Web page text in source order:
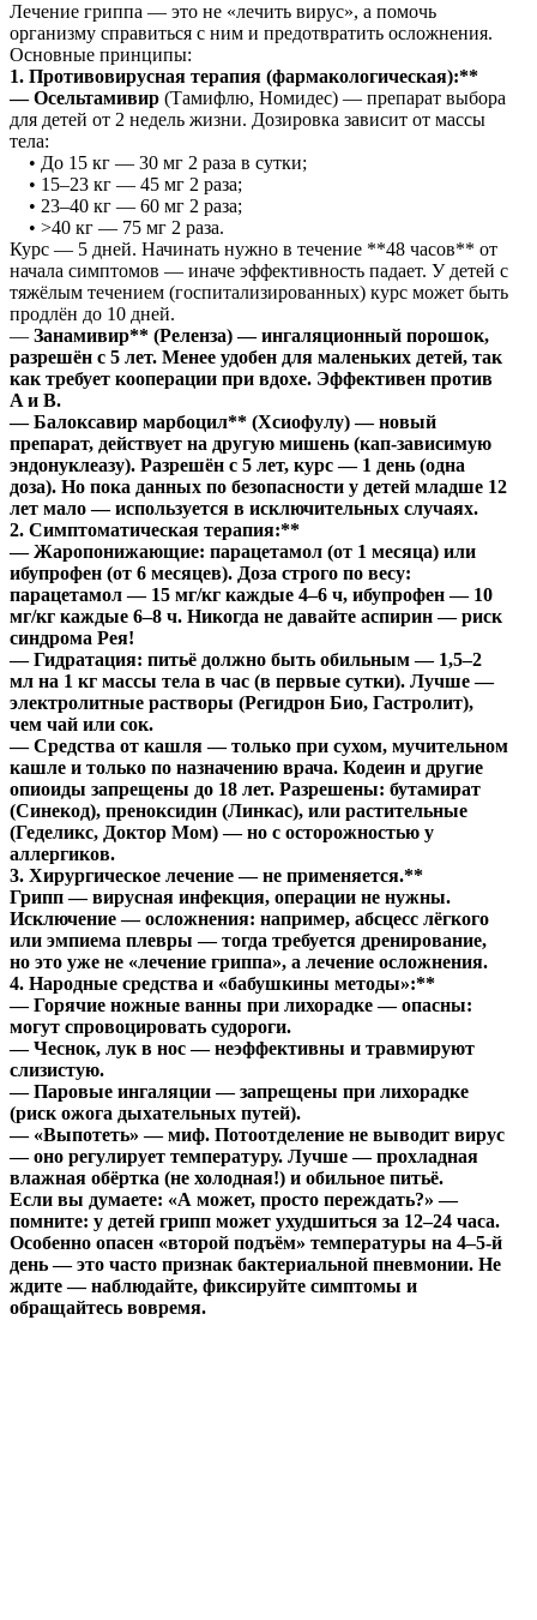
Лечение гриппа — это не «лечить вирус», а помочь
организму справиться с ним и предотвратить осложнения.
Основные принципы:
1. Противовирусная терапия (фармакологическая):**
—Осельтамивир (Тамифлю, Номидес) — препарат выбора
для детей от 2 недель жизни. Дозировка зависит от массы
тела:
• До 15 кг — 30 мг 2 раза в сутки;
• 15–23 кг — 45 мг 2 раза;
• 23–40 кг — 60 мг 2 раза;
• >40 кг — 75 мг 2 раза.
Курс — 5 дней. Начинать нужно в течение **48 часов** от
начала симптомов — иначе эффективность падает. У детей с
тяжёлым течением (госпитализированных) курс может быть
продлён до 10 дней.
— Занамивир** (Реленза) — ингаляционный порошок,
разрешён с 5 лет. Менее удобен для маленьких детей, так
как требует кооперации при вдохе. Эффективен против
A и B.
—Балоксавир марбоцил** (Хсиофулу) — новый
препарат, действует на другую мишень (кап-зависимую
эндонуклеазу). Разрешён с 5 лет, курс — 1 день (одна
доза). Но пока данных по безопасности у детей младше 12
лет мало — используется в исключительных случаях.
2. Симптоматическая терапия:**
— Жаропонижающие: парацетамол (от 1 месяца) или
ибупрофен (от 6 месяцев). Доза строго по весу:
парацетамол — 15 мг/кг каждые 4–6 ч, ибупрофен — 10
мг/кг каждые 6–8 ч. Никогда не давайте аспирин — риск
синдрома Рея!
— Гидратация: питьё должно быть обильным — 1,5–2
мл на 1 кг массы тела в час (в первые сутки). Лучше —
электролитные растворы (Регидрон Био, Гастролит),
чем чай или сок.
— Средства от кашля — только при сухом, мучительном
кашле и только по назначению врача. Кодеин и другие
опиоиды запрещены до 18 лет. Разрешены: бутамират
(Синекод), преноксидин (Линкас), или растительные
(Геделикс, Доктор Мом) — но с осторожностью у
аллергиков.
3. Хирургическое лечение — не применяется.**
Грипп — вирусная инфекция, операции не нужны.
Исключение — осложнения: например, абсцесс лёгкого
или эмпиема плевры — тогда требуется дренирование,
но это уже не «лечение гриппа», а лечение осложнения.
4. Народные средства и «бабушкины методы»:**
— Горячие ножные ванны при лихорадке — опасны:
могут спровоцировать судороги.
— Чеснок, лук в нос — неэффективны и травмируют
слизистую.
— Паровые ингаляции — запрещены при лихорадке
(риск ожога дыхательных путей).
— «Выпотеть» — миф. Потоотделение не выводит вирус
— оно регулирует температуру. Лучше — прохладная
влажная обёртка (не холодная!) и обильное питьё.
Если вы думаете: «А может, просто переждать?» —
помните: у детей грипп может ухудшиться за 12–24 часа.
Особенно опасен «второй подъём» температуры на 4–5-й
день — это часто признак бактериальной пневмонии. Не
ждите — наблюдайте, фиксируйте симптомы и
обращайтесь вовремя.